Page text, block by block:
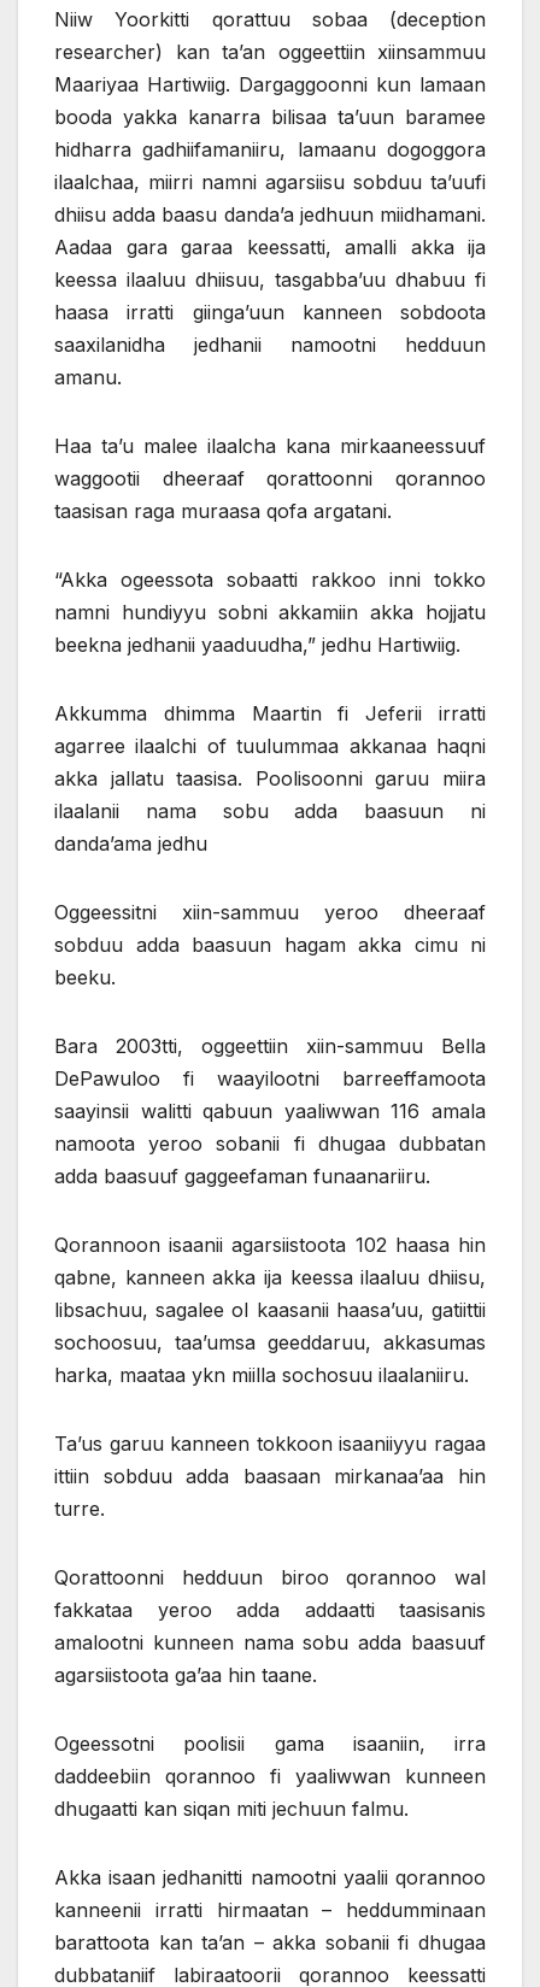
Niiw Yoorkitti qorattuu sobaa (deception
researcher) kan ta’an oggeettiin xiinsammuu
Maariyaa Hartiwiig. Dargaggoonni kun lamaan
booda yakka kanarra bilisaa ta’uun baramee
hidharra gadhiifamaniiru, lamaanu dogoggora
ilaalchaa, miirri namni agarsiisu sobduu ta’uufi
dhiisu adda baasu danda’a jedhuun miidhamani.
Aadaa gara garaa keessatti, amalli akka ija
keessa ilaaluu dhiisuu, tasgabba’uu dhabuu fi
haasa irratti giinga’uun kanneen sobdoota
saaxilanidha jedhanii namootni hedduun
amanu.
Haa ta’u malee ilaalcha kana mirkaaneessuuf
waggootii dheeraaf qorattoonni qorannoo
taasisan raga muraasa qofa argatani.
“Akka ogeessota sobaatti rakkoo inni tokko
namni hundiyyu sobni akkamiin akka hojjatu
beekna jedhanii yaaduudha,” jedhu Hartiwiig.
Akkumma dhimma Maartin fi Jeferii irratti
agarree ilaalchi of tuulummaa akkanaa haqni
akka jallatu taasisa. Poolisoonni garuu miira
ilaalanii nama sobu adda baasuun ni
danda’ama jedhu
Oggeessitni xiin-sammuu yeroo dheeraaf
sobduu adda baasuun hagam akka cimu ni
beeku.
Bara 2003tti, oggeettiin xiin-sammuu Bella
DePawuloo fi waayilootni barreeffamoota
saayinsii walitti qabuun yaaliwwan 116 amala
namoota yeroo sobanii fi dhugaa dubbatan
adda baasuuf gaggeefaman funaanariiru.
Qorannoon isaanii agarsiistoota 102 haasa hin
qabne, kanneen akka ija keessa ilaaluu dhiisu,
libsachuu, sagalee ol kaasanii haasa’uu, gatiittii
sochoosuu, taa’umsa geeddaruu, akkasumas
harka, maataa ykn miilla sochosuu ilaalaniiru.
Ta’us garuu kanneen tokkoon isaaniiyyu ragaa
ittiin sobduu adda baasaan mirkanaa’aa hin
turre.
Qorattoonni hedduun biroo qorannoo wal
fakkataa yeroo adda addaatti taasisanis
amalootni kunneen nama sobu adda baasuuf
agarsiistoota ga’aa hin taane.
Ogeessotni poolisii gama isaaniin, irra
daddeebiin qorannoo fi yaaliwwan kunneen
dhugaatti kan siqan miti jechuun falmu.
Akka isaan jedhanitti namootni yaalii qorannoo
kanneenii irratti hirmaatan – heddumminaan
barattoota kan ta’an – akka sobanii fi dhugaa
dubbataniif labiraatoorii qorannoo keessatti